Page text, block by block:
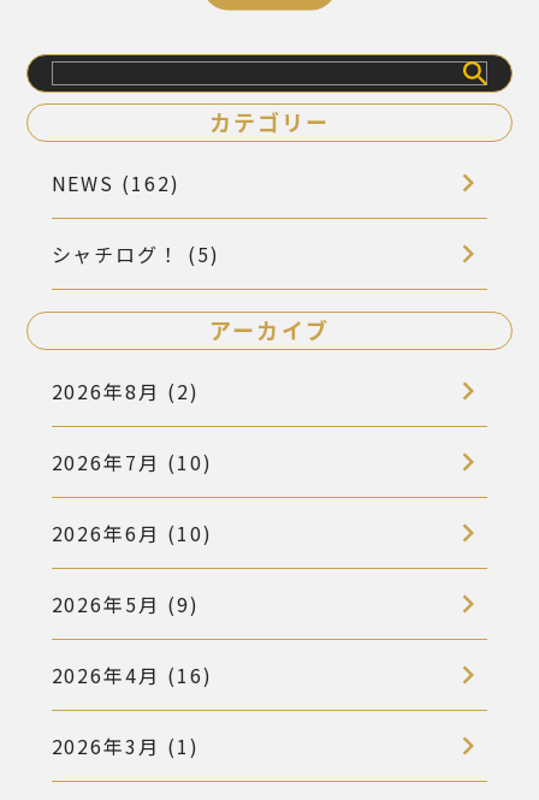
検
索
カテゴリー
NEWS (162)
シャチログ！ (5)
アーカイブ
2026年8月 (2)
2026年7月 (10)
2026年6月 (10)
2026年5月 (9)
2026年4月 (16)
2026年3月 (1)